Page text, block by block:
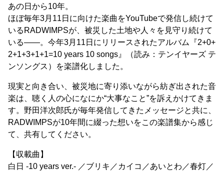
あの日から10年。
ほぼ毎年3月11日に向けた楽曲をYouTubeで発信し続けて
いるRADWIMPSが、被災した土地や人々を見守り続けて
いる――。今年3月11日にリリースされたアルバム『2+0+
2+1+3+1+1=10 years 10 songs』（読み：テンイヤーズ テ
ンソングス）を楽譜化しました。
現実と向き合い、被災地に寄り添いながら紡ぎ出された音
楽は、聴く人の心になにか“大事なこと”を訴えかけてきま
す。野田洋次郎氏が毎年発信してきたメッセージと共に、
RADWIMPSが10年間に綴った想いをこの楽譜集から感じ
て、共有してください。
【収載曲】
白日 -10 years ver.- ／ブリキ／カイコ／あいとわ／春灯／